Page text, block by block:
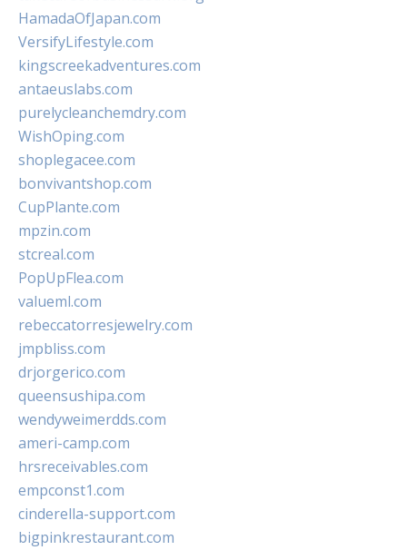
HamadaOfJapan.com
VersifyLifestyle.com
kingscreekadventures.com
antaeuslabs.com
purelycleanchemdry.com
WishOping.com
shoplegacee.com
bonvivantshop.com
CupPlante.com
mpzin.com
stcreal.com
PopUpFlea.com
valueml.com
rebeccatorresjewelry.com
jmpbliss.com
drjorgerico.com
queensushipa.com
wendyweimerdds.com
ameri-camp.com
hrsreceivables.com
empconst1.com
cinderella-support.com
bigpinkrestaurant.com